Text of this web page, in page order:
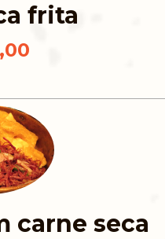
frita
carne seca